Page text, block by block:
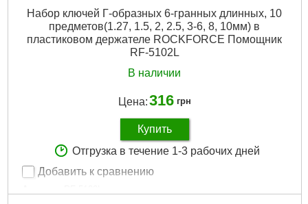
Набор ключей Г-образных 6-гранных длинных, 10
предметов(1.27, 1.5, 2, 2.5, 3-6, 8, 10мм) в
пластиковом держателе ROCKFORCE Помощник
RF-5102L
В наличии
Цена:316 грн
Купить
Отгрузка в течение 1-3 рабочих дней
Добавить к сравнению